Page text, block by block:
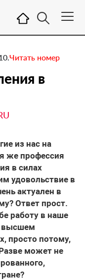
Читать номер
в
из нас на
же профессия
в силах
удовольствие в
актуален в
Ответ прост.
работу в наше
высшем
просто потому,
может не